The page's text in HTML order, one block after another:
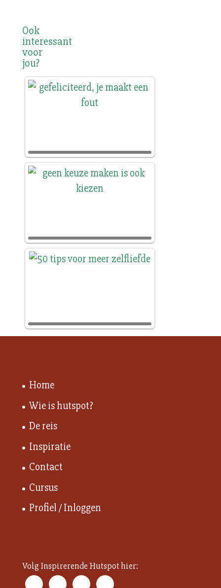
Ook
interessant
voor
jou?
Home
Wie is hutspot?
De reis
Inspiratie
Contact
Cursus
Profiel / Inloggen
Volg Inspirerende Hutspot hier: